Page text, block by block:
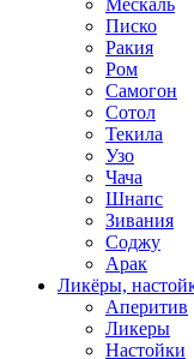
Мескаль
Писко
Ракия
Ром
Самогон
Сотол
Текила
Узо
Чача
Шнапс
Зивания
Соджу
Арак
Ликёры,
Аперитив
Ликеры
Настойки